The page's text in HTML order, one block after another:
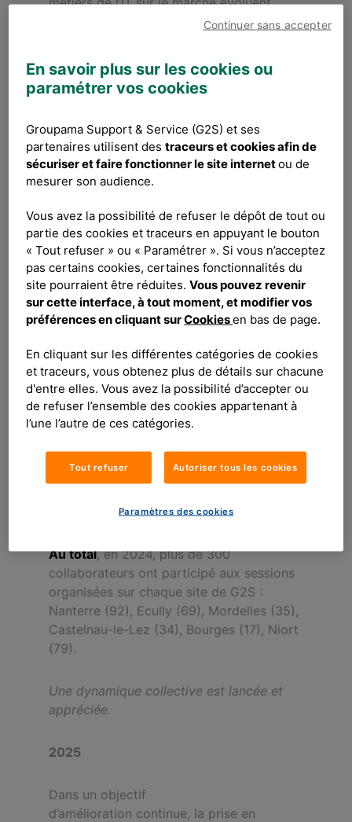
fortement. Demeurer à la pointe n’est plus
Pour répondre à cet enjeu, Groupama
collective inédite, destinée à nos 900
experts IT.
Cette formation est
durablement dans un environnement en
constante mutation. Chez Groupama
Supports et Services, plutôt que de
subir, nous préférons construire notre
futur .
Horizon, chaque apprenant découvre les
moyens d’anticiper les prochaines
tendances et obtient un espace d’échange
sur la stratégie à adopter pour chacune
d’elles.
Sélectionnées par deux parrains, 10
de cette formation.
Au total, en 2024, plus de 300
collaborateurs ont participé aux sessions
organisées sur chaque site de G2S :
Nanterre (92), Ecully (69), Mordelles (35),
Castelnau-le-Lez (34), Bourges (17), Niort
(79).
Une dynamique collective est lancée et
appréciée.
2025
Dans un objectif
d’amélioration continue, la prise en
En savoir plus sur les cookies ou
paramétrer vos cookies
Groupama Support & Service (G2S) et ses
partenaires utilisent destraceurs et cookies afin de
sécuriser et faire fonctionner le site internetou de
mesurer son audience.
Vous avez la possibilité de refuser le dépôt de tout ou
partie des cookies et traceurs en appuyant le bouton
« Tout refuser » ou « Paramétrer ». Si vous n’acceptez
pas certains cookies, certaines fonctionnalités du
site pourraient être réduites.Vous pouvez revenir
sur cette interface, à tout moment, et modifier vos
préférences en cliquant surCookiesen bas de page.
En cliquant sur les différentes catégories de cookies
et traceurs, vous obtenez plus de détails sur chacune
d'entre elles. Vous avez la possibilité d’accepter ou
de refuser l’ensemble des cookies appartenant à
l’une l’autre de ces catégories.
Tout refuser Autoriser tous les cookies
Paramètres des cookies
Continuer sans accepter